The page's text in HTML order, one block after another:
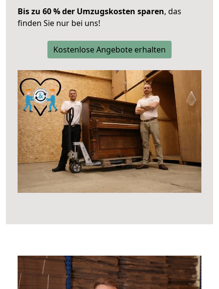
Bis zu 60 % der Umzugskosten sparen, das
finden Sie nur bei uns!
Kostenlose Angebote erhalten